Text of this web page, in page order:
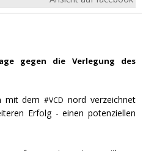
gegen die Verlegung des
mit dem#VCD nord verzeichnet
Erfolg - einen potenziellen